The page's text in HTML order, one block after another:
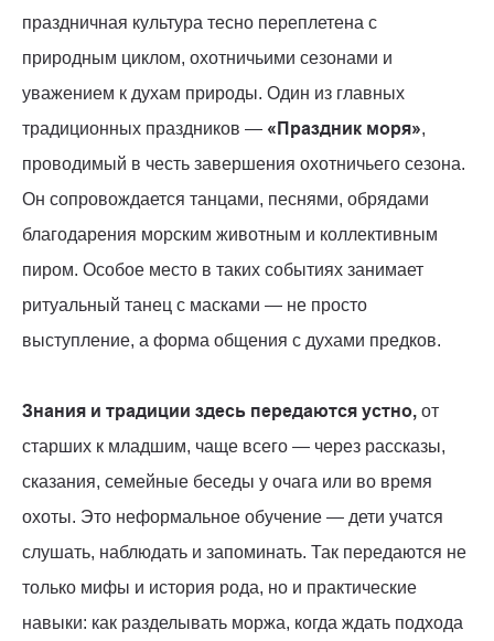
праздничная культура тесно переплетена с
природным циклом, охотничьими сезонами и
уважением к духам природы. Один из главных
традиционных праздников — «Праздник моря»,
проводимый в честь завершения охотничьего сезона.
Он сопровождается танцами, песнями, обрядами
благодарения морским животным и коллективным
пиром. Особое место в таких событиях занимает
ритуальный танец с масками — не просто
выступление, а форма общения с духами предков.
Знания и традиции здесь передаются устно, от
старших к младшим, чаще всего — через рассказы,
сказания, семейные беседы у очага или во время
охоты. Это неформальное обучение — дети учатся
слушать, наблюдать и запоминать. Так передаются не
только мифы и история рода, но и практические
навыки: как разделывать моржа, когда ждать подхода